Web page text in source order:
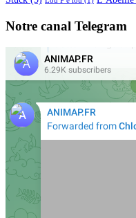
Notre canal Telegram